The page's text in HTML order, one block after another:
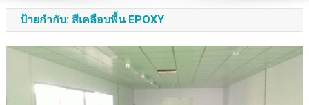
ป้ายกำกับ: สีเคลือบพื้น EPOXY